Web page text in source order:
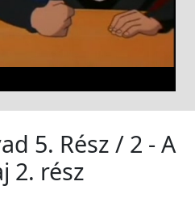
5. Rész / 2 - A
2. rész